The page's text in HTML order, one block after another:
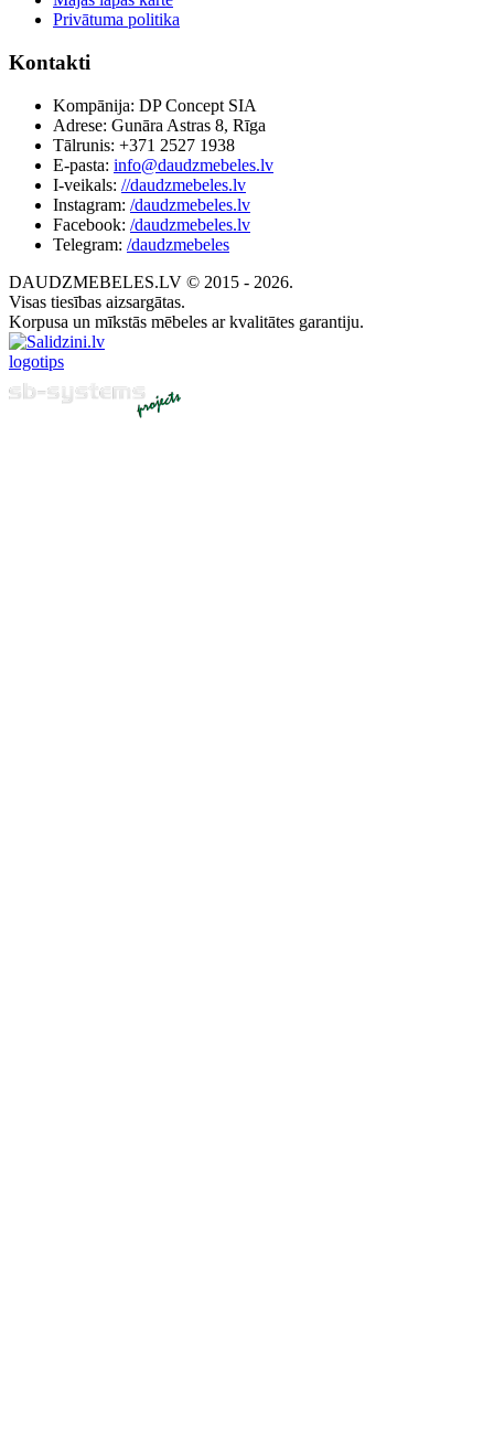
Privātuma politika
Kontakti
Kompānija: DP Concept SIA
Adrese: Gunāra Astras 8, Rīga
Tālrunis: +371 2527 1938
E-pasta: info@daudzmebeles.lv
I-veikals: //daudzmebeles.lv
Instagram: /daudzmebeles.lv
Facebook: /daudzmebeles.lv
Telegram: /daudzmebeles
DAUDZMEBELES.LV © 2015 - 2026.
Visas tiesības aizsargātas.
Korpusa un mīkstās mēbeles ar kvalitātes garantiju.